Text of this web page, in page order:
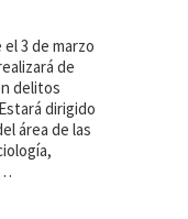
3 de marzo
de
delitos
dirigido
área de las